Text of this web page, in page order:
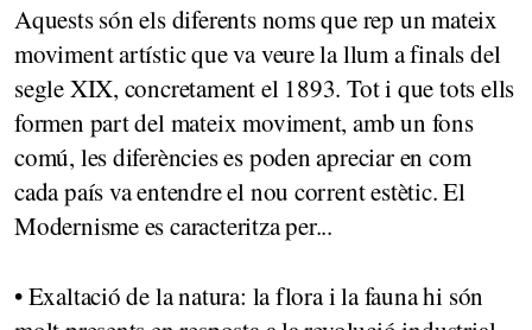
Aquests són els diferents noms que rep un mateix
moviment artístic que va veure la llum a finals del
segle XIX, concretament el 1893. Tot i que tots ells
formen part del mateix moviment, amb un fons
comú, les diferències es poden apreciar en com
cada país va entendre el nou corrent estètic. El
Modernisme es caracteritza per...
• Exaltació de la natura: la flora i la fauna hi són